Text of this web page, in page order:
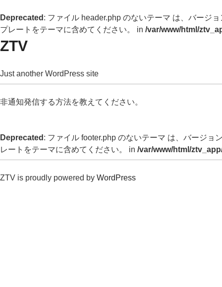
Deprecated : ファイル header.php のないテーマ は、バージ
プレートをテーマに含めてください。 in /var/www/html/
ZTV
Just another WordPress site
非通知発信する方法を教えてください。
Deprecated : ファイル footer.php のないテーマ は、バージョ
レートをテーマに含めてください。 in /var/www/html/
ZTV is proudly powered by WordPress